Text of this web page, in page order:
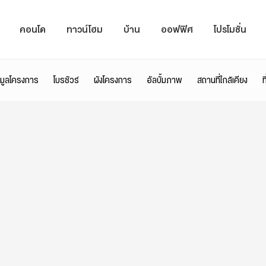
คอนโด ทาวน์โฮม บ้าน ออฟฟิศ โปรโมชั่น
ลโครงการ โบรชัวร์ ผังโครงการ อัลบั้มภาพ สถานที่ใกล้เคียง